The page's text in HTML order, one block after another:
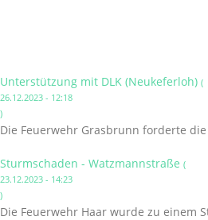
Unterstützung mit DLK (Neukeferloh) (
26.12.2023 - 12:18
)
Die Feuerwehr Grasbrunn forderte
Sturmschaden - Watzmannstraße (
23.12.2023 - 14:23
)
Die Feuerwehr Haar wurde zu einem